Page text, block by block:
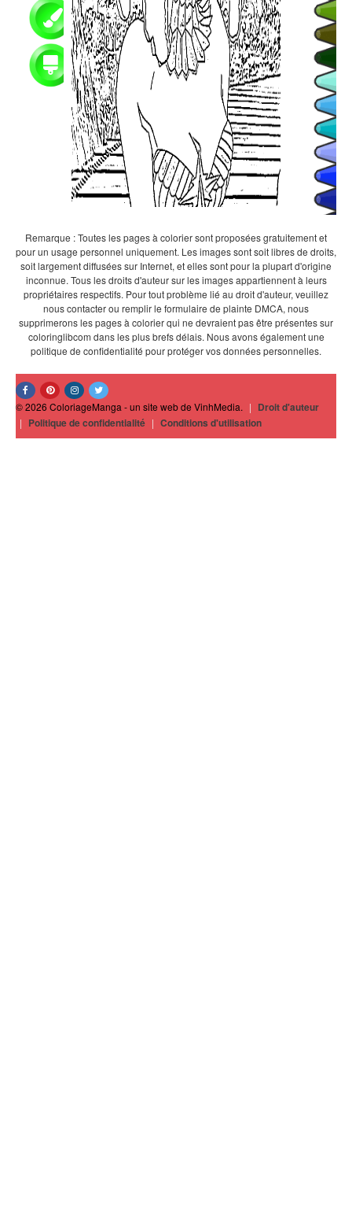
Remarque : Toutes les pages à colorier sont proposées gratuitement et
pour un usage personnel uniquement. Les images sont soit libres de droits,
soit largement diffusées sur Internet, et elles sont pour la plupart d'origine
inconnue. Tous les droits d'auteur sur les images appartiennent à leurs
propriétaires respectifs. Pour tout problème lié au droit d'auteur, veuillez
nous contacter ou remplir le formulaire de plainte DMCA, nous
supprimerons les pages à colorier qui ne devraient pas être présentes sur
coloringlibcom dans les plus brefs délais. Nous avons également une
politique de confidentialité pour protéger vos données personnelles.
© 2026 ColoriageManga - un site web de VinhMedia. | Droit d'auteur
| Politique de confidentialité | Conditions d'utilisation